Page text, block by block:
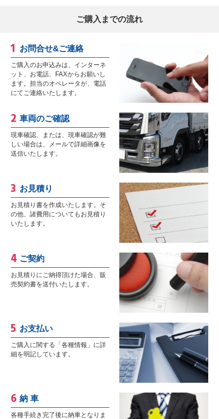
ご購入までの流れ
お問合せ&ご連絡
ご購入のお申込みは、インターネ
ット、お電話、FAXからお願いし
ます。担当のオペレータが、電話
にてご連絡いたします。
車両のご確認
現車確認、または、現車確認が難
しい場合は、メールで詳細画像を
送信いたします。
お見積り
お見積り書を作成いたします。そ
の他、諸費用についてもお見積り
いたします。
ご契約
お見積りにご納得頂けた場合、販
売契約書を送付いたします。
お支払い
ご購入に関する「各種情報」に詳
細を明記しています。
納 車
各種手続き完了後に納車となりま